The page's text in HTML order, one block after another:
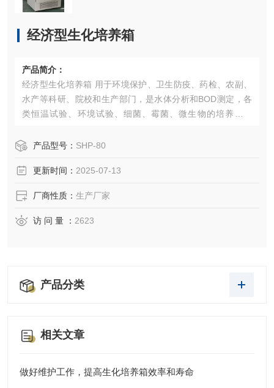
经济型生化培养箱
产品简介：
经济型生化培养箱 用于环境保护、卫生防疫、药检、农副、
水产等科研、院校和生产部门，是水体分析和BOD测定，各
类恒温试验、环境试验、细菌、霉菌、微生物的培养、保
产品型号： SHP-80
更新时间： 2025-07-13
厂商性质： 生产厂家
访 问 量 ： 2623
产品分类
相关文章
做好维护工作，提高生化培养箱效率和寿命